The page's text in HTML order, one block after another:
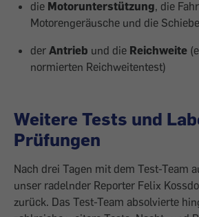
die Motorunterstützung, die
Motorengeräusche und die
der Antrieb und die Reichweite
normierten Reichweitentest)
Weitere Tests und
Prüfungen
Nach drei Tagen mit dem Test-Team
unser radelnder Reporter Felix
zurück. Das Test-Team absolvierte